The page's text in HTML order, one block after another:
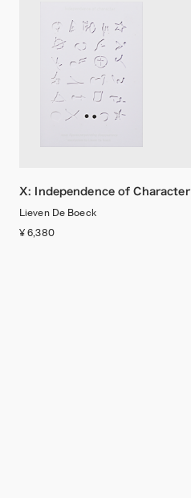
X: Independence of Character
Lieven De Boeck
¥ 6,380